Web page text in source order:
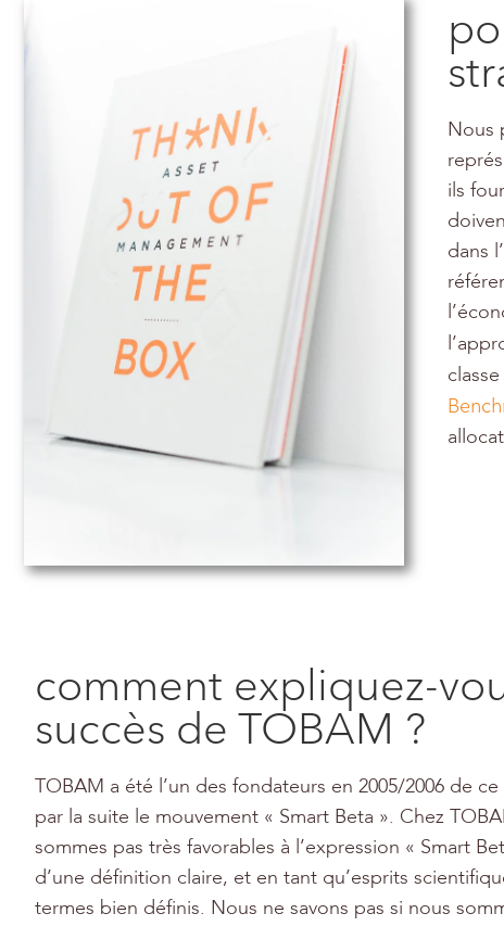
Nous
ils
dans
comment expliquez-
succès de TOBAM ?
TOBAM a été l’un des fondateurs en 2005/2006 de
par la suite le mouvement « Smart Beta ». Chez
sommes pas très favorables à l’expression « Smart
d’une définition claire, et en tant qu’esprits
termes bien définis. Nous ne savons pas si nous